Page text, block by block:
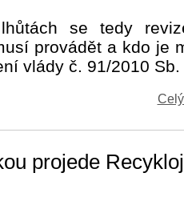
se tedy
provádět a kdo je
vlády č. 91/2010 Sb.
projede